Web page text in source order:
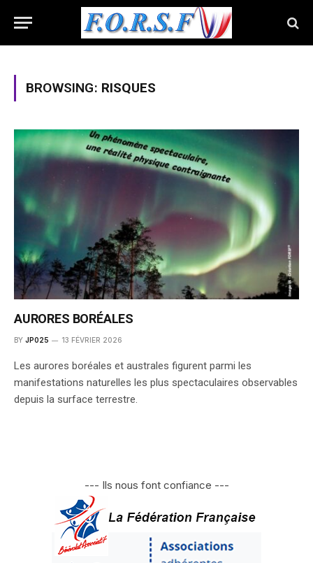
BROWSING: RISQUES
AURORES BORÉALES
BY JP025 13 FÉVRIER 2026
Les aurores boréales et australes figurent parmi les
manifestations naturelles les plus spectaculaires observables
depuis la surface terrestre.
--- Ils nous font confiance ---